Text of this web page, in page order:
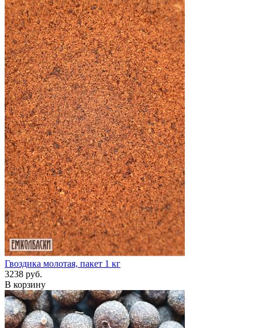
Гвоздика молотая, пакет 1 кг
3238 руб.
В корзину